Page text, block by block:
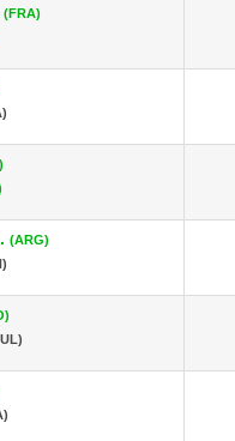
(FRA)
(ARG)